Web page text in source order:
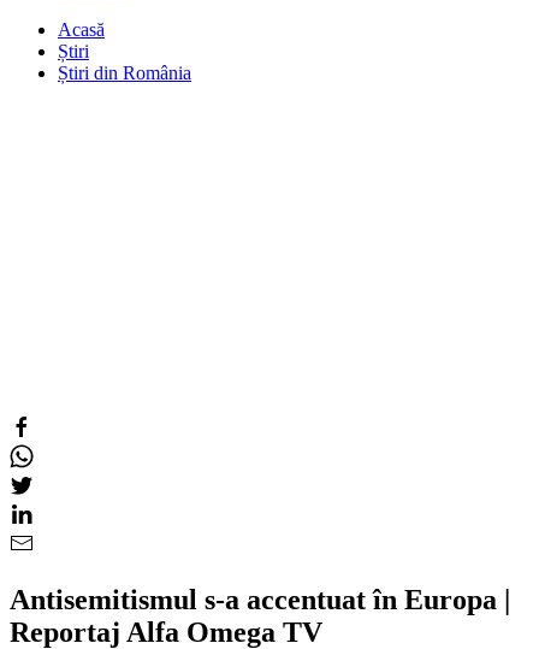
Acasă
Știri
Știri din România
Antisemitismul s-a accentuat în Europa |
Reportaj Alfa Omega TV